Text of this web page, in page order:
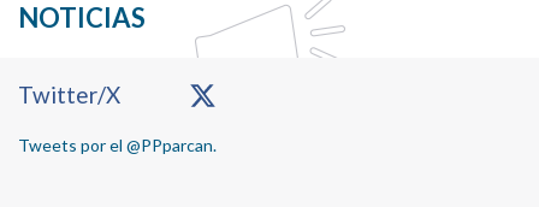
NOTICIAS
Primary
Twitter/X
Tweets por el @PPparcan.